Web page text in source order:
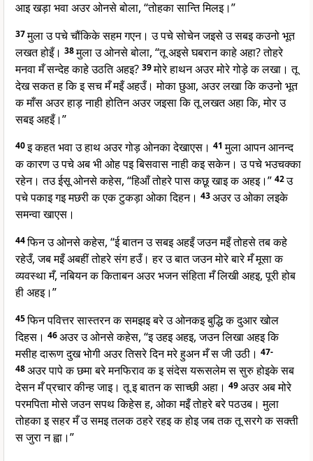
आइ खड़ा भवा अउर ओनसे बोला, “तोहका सान्ति मिलइ।”
37मुला उ पचे चौंकिके सहम गएन। उ पचे सोचेन जइसे उ सबइ कउनो भूत
लखत होइँ। 38मुला उ ओनसे बोला, “तू अइसे घबरान काहे अहा? तोहरे
मनवा मँ सन्देह काहे उठति अहइ? 39मोरे हाथन अउर मोरे गोड़े क लखा। तू
देख सकत ह कि इ सच मँ मइँ अहउँ। मोका छुआ, अउर लखा कि कउनो भूत
क माँस अउर हाड़ नाही होतिन अउर जइसा कि तू लखत अहा कि, मोर उ
सबइ अहइँ।”
40इ कहत भवा उ हाथ अउर गोड़ ओनका देखाएस। 41मुला आपन आनन्द
क कारण उ पचे अब भी ओह पइ बिसवास नाही कइ सकेन। उ पचे भउचक्का
रहेन। तउ ईसू ओनसे कहेस, “हिआँ तोहरे पास कछू खाइ क अहइ।” 42उ
पचे पकाइ गइ मछरी क एक टुकड़ा ओका दिहन। 43अउर उ ओका लइके
समन्वा खाएस।
44फिन उ ओनसे कहेस, “ई बातन उ सबइ अहइँ जउन मइँ तोहसे तब कहे
रहेउँ, जब मइँ अबहीं तोहरे संग हउँ। हर उ बात जउन मोरे बारे मँ मूसा क
व्यवस्था मँ, नबियन क किताबन अउर भजन संहिता मँ लिखी अहइ, पूरी होब
ही अहइ।”
45फिन पवित्तर सास्तरन क समझइ बरे उ ओनकइ बुद्धि क दुआर खोल
दिहस। 46अउर उ ओनसे कहेस, “इ उहइ अहइ, जउन लिखा अहइ कि
मसीह दारूण दुख भोगी अउर तिसरे दिन मरे हुअन मँ स जी उठी। 47-
48अउर पापे क छमा बरे मनफिराव क इ संदेस यरूसलेम स सुरु होइके सब
देसन मँ प्रचार कीन्ह जाइ। तू इ बातन क साच्छी अहा। 49अउर अब मोरे
परमपिता मोसे जउन सपथ किहेस ह, ओका मइँ तोहरे बरे पठउब। मुला
तोहका इ सहर मँ उ समइ तलक ठहरे रहइ क होइ जब तक तू सरगे क सक्ती
स जुरा न ह्वा।”